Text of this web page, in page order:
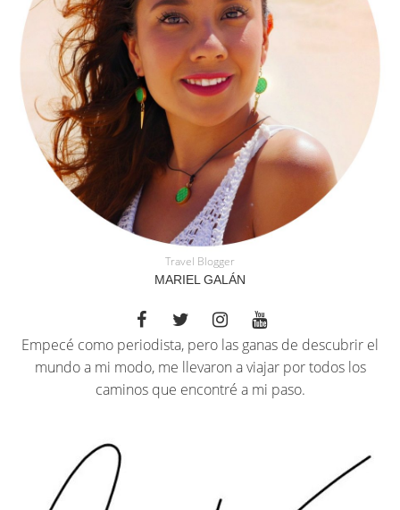
Travel Blogger
MARIEL GALÁN
Empecé como periodista, pero las ganas de descubrir el
mundo a mi modo, me llevaron a viajar por todos los
caminos que encontré a mi paso.